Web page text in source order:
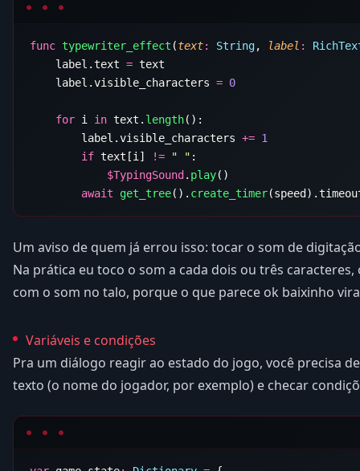
func typewriter_effect (text: String, label :
    label.text
=
    label.visible_characters
=
    for
i in text. length
        label.visible_characters
+=
        if
text[i] != " "
            $
TypingSound . play
        await
get_tree(). create_timer
Um aviso de quem já errou isso: tocar o som de
Na prática eu toco o som a cada dois ou três
com o som no talo, porque o que parece ok baixinho
Variáveis e condições
Pra um diálogo reagir ao estado do jogo, você precisa
texto (o nome do jogador, por exemplo) e checar